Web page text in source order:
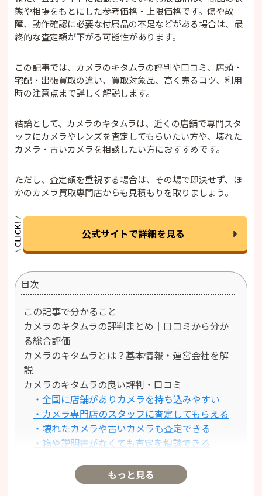
態や相場をもとにした参考価格・上限価格です。傷や故
障、動作確認に必要な付属品の不足などがある場合は、最
終的な査定額が下がる可能性があります。
この記事では、カメラのキタムラの評判や口コミ、店頭・
宅配・出張買取の違い、買取対象品、高く売るコツ、利用
時の注意点まで詳しく解説します。
結論として、カメラのキタムラは、近くの店舗で専門スタ
ッフにカメラやレンズを査定してもらいたい方や、壊れた
カメラ・古いカメラを相談したい方におすすめです。
ただし、査定額を重視する場合は、その場で即決せず、ほ
かのカメラ買取専門店からも見積もりを取りましょう。
公式サイトで詳細を見る
目次
この記事で分かること
カメラのキタムラの評判まとめ｜口コミから分か
る総合評価
カメラのキタムラとは？基本情報・運営会社を解
説
カメラのキタムラの良い評判・口コミ
・全国に店舗がありカメラを持ち込みやすい
・カメラ専門店のスタッフに査定してもらえる
・壊れたカメラや古いカメラも査定できる
・箱や説明書がなくても査定を相談できる
・無料の宅配買取を利用できる
・宅配買取の入金が早い
もっと見る